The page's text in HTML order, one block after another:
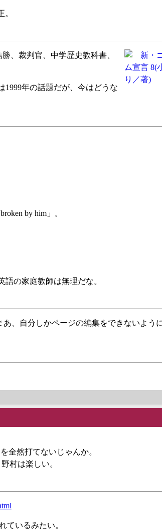
、裁判官、中学歴史教科書、
1999年の話題だが、今はどうな
by him」。
の家庭教師は無理だな。
あ、自分しかページの編集をできないよう
全然打てないじゃんか。
村は楽しい。
ているみたい。